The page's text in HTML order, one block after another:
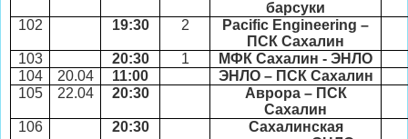
барсуки
102
19:30 2 Pacific Engineering –
ПСК Сахалин
103 20:30 1
МФК Сахалин - ЭНЛО
104
20.04 11:00
ЭНЛО – ПСК Сахалин
105
22.04 20:30
Аврора – ПСК
Сахалин
106
20:30
Сахалинская